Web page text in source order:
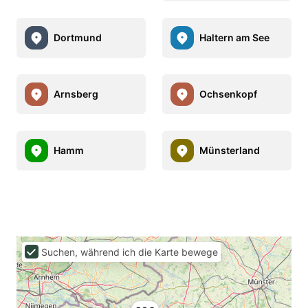
Dortmund Haltern am See
Arnsberg Ochsenkopf
Hamm Münsterland
Suchen, während ich die Karte bewege